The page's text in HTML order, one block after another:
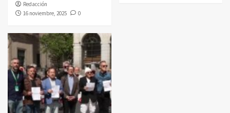
Redacción
16 noviembre, 2025
0